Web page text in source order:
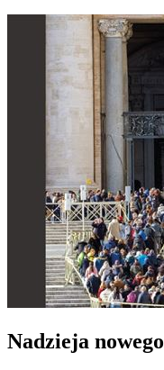
Nadzieja nowego